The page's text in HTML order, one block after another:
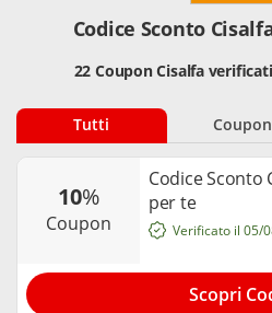
Codice Sconto
22 Coupon Cisalfa
Tutti Coupon
10%
coupon
Codice Sconto
per te
Verificato il 05/
Scopri